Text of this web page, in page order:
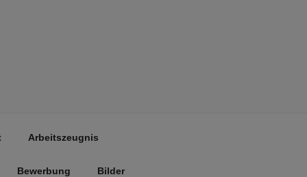
Arbeitszeugnis
Bewerbung Bilder